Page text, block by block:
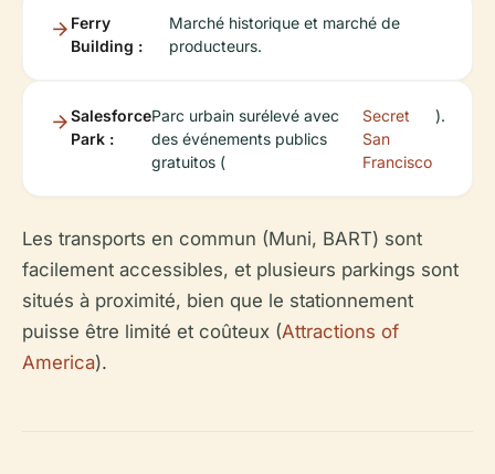
Ferry
Building :
Marché historique et marché de
producteurs.
Salesforce
Park :
Parc urbain surélevé avec
des événements publics
gratuitos (
Secret
San
Francisco
).
Les transports en commun (Muni, BART) sont
facilement accessibles, et plusieurs parkings sont
situés à proximité, bien que le stationnement
puisse être limité et coûteux (Attractions of
America).